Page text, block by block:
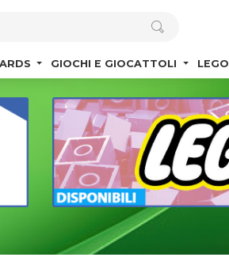
GIOCHI E GIOCATTOLI LEGO